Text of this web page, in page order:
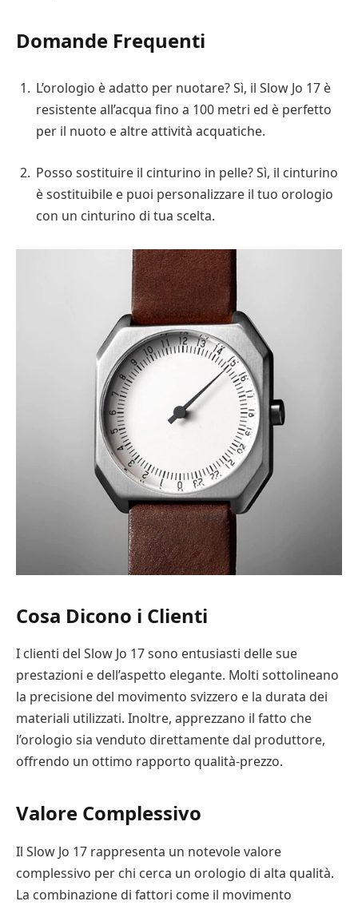
Domande Frequenti
L’orologio è adatto per nuotare? Sì, il Slow Jo 17 è
resistente all’acqua fino a 100 metri ed è perfetto
per il nuoto e altre attività acquatiche.
Posso sostituire il cinturino in pelle? Sì, il cinturino
è sostituibile e puoi personalizzare il tuo orologio
con un cinturino di tua scelta.
Cosa Dicono i Clienti
I clienti del Slow Jo 17 sono entusiasti delle sue
prestazioni e dell’aspetto elegante. Molti sottolineano
la precisione del movimento svizzero e la durata dei
materiali utilizzati. Inoltre, apprezzano il fatto che
l’orologio sia venduto direttamente dal produttore,
offrendo un ottimo rapporto qualità-prezzo.
Valore Complessivo
Il Slow Jo 17 rappresenta un notevole valore
complessivo per chi cerca un orologio di alta qualità.
La combinazione di fattori come il movimento